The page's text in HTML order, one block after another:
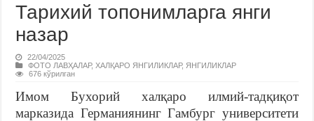
Тарихий топонимларга янги
назар
22/04/2025
ФОТО ЛАВҲАЛАР,ХАЛҚАРО ЯНГИЛИКЛАР, ЯНГИЛИКЛАР
676 кўрилган
Имом Бухорий халқаро илмий-тадқиқот
марказида Германиянинг Гамбург университети